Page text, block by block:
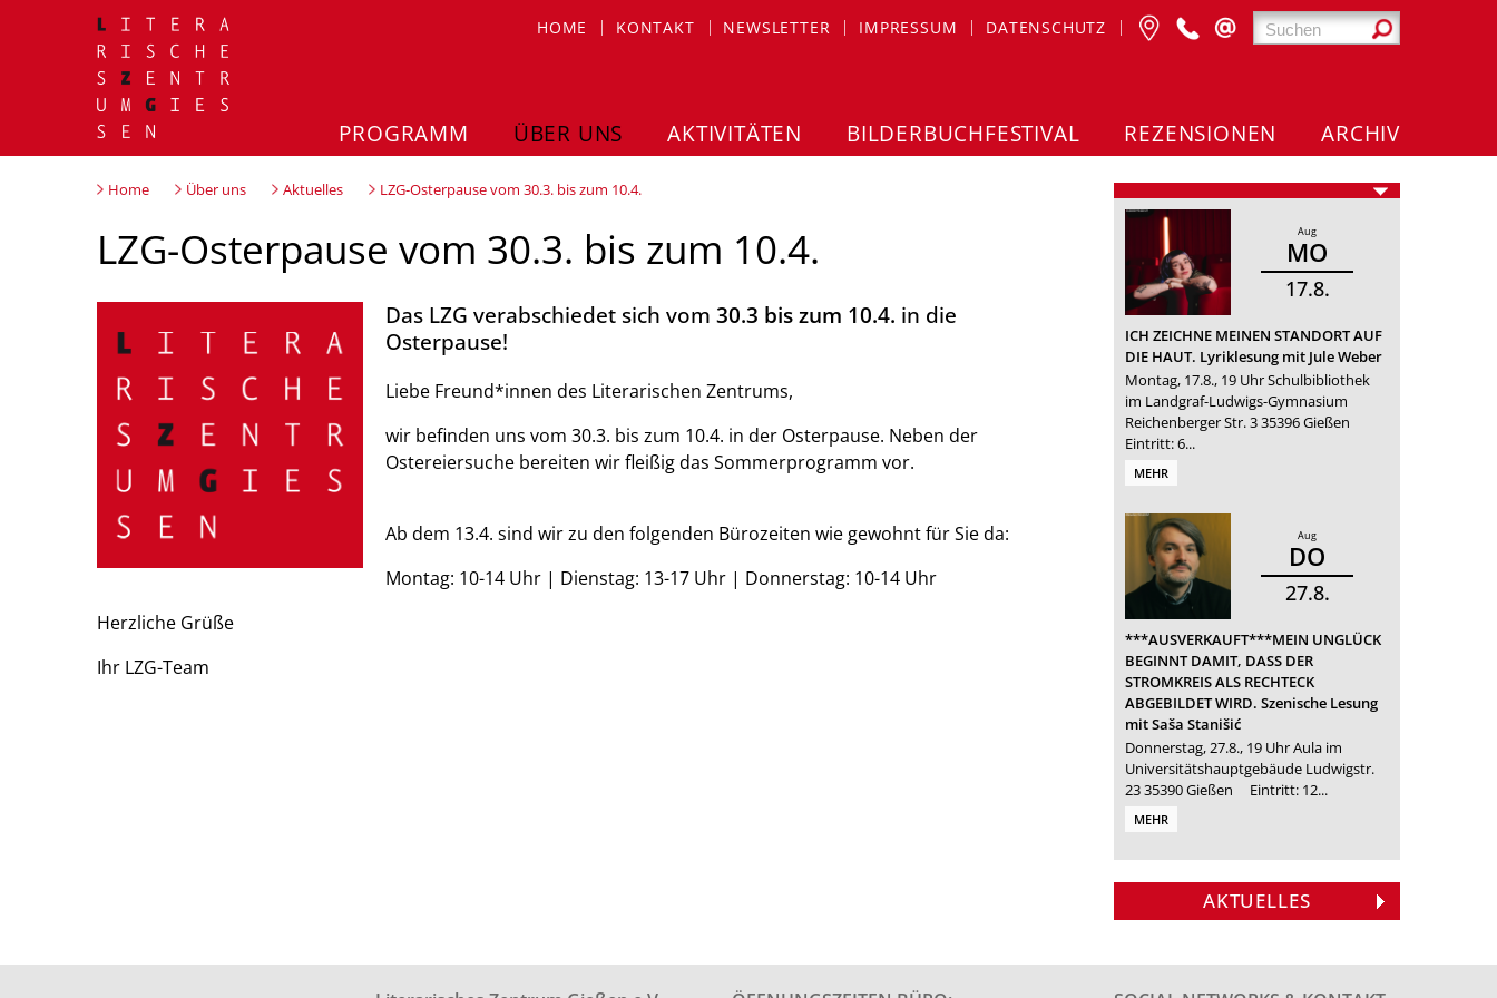
HOME KONTAKT NEWSLETTER IMPRESSUM DATENSCHUTZ
PROGRAMM ÜBER UNS AKTIVITÄTEN BILDERBUCHFESTIVAL REZENSIONEN ARCHIV
Home Über uns Aktuelles LZG-Osterpause vom 30.3. bis zum 10.4.
LZG-Osterpause vom 30.3. bis zum 10.4.
Das LZG verabschiedet sich vom30.3 bis zum 10.4. in die
Osterpause!
Liebe Freund*innen des Literarischen Zentrums,
wir befinden uns vom 30.3. bis zum 10.4. in der Osterpause. Neben der
Ostereiersuche bereiten wir fleißig das Sommerprogramm vor.
Ab dem 13.4. sind wir zu den folgenden Bürozeiten wie gewohnt für Sie da:
Montag: 10-14 Uhr | Dienstag: 13-17 Uhr | Donnerstag: 10-14 Uhr
Herzliche Grüße
Ihr LZG-Team
Aug
MO
17 8
ICH ZEICHNE MEINEN STANDORT AUF
DIE HAUT. Lyriklesung mit Jule Weber
Montag, 17.8., 19 Uhr Schulbibliothek
im Landgraf-Ludwigs-Gymnasium
Reichenberger Str. 3 35396 Gießen
Eintritt: 6...
MEHR
Aug
DO
27 8
***AUSVERKAUFT***MEIN UNGLÜCK
BEGINNT DAMIT, DASS DER
STROMKREIS ALS RECHTECK
ABGEBILDET WIRD. Szenische Lesung
mit Saša Stanišić
Donnerstag, 27.8., 19 Uhr Aula im
Universitätshauptgebäude Ludwigstr.
23 35390 Gießen Eintritt: 12...
MEHR
AKTUELLES
Literaturpreises 2026
Instituts für